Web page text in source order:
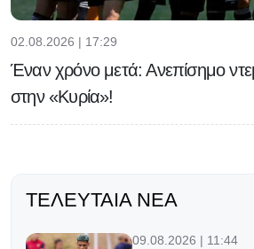
02.08.2026 | 17:29
Έναν χρόνο μετά: Ανεπίσημο
στην «Κυρία»!
ΤΕΛΕΥΤΑΊΑ ΝΈΑ
09.08.2026 | 11:44